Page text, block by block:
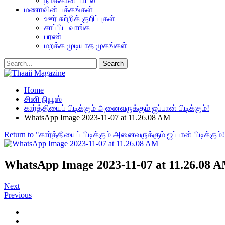
மணாவின் பக்கங்கள்
ஊர் சுற்றிக் குறிப்புகள்
சாப்பிட வாங்க
பரண்
மறக்க முடியாத முகங்கள்
Home
சினி நியூஸ்
கார்த்தியைப் பிடிக்கும் அனைவருக்கும் ஜப்பான் பிடிக்கும்!
WhatsApp Image 2023-11-07 at 11.26.08 AM
Return to "கார்த்தியைப் பிடிக்கும் அனைவருக்கும் ஜப்பான்
WhatsApp Image 2023-11-07 at 11.26.08
Next
Previous